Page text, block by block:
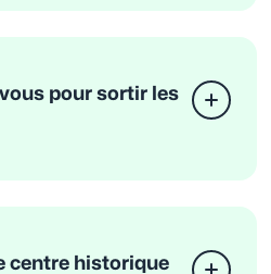
pour sortir les
centre historique